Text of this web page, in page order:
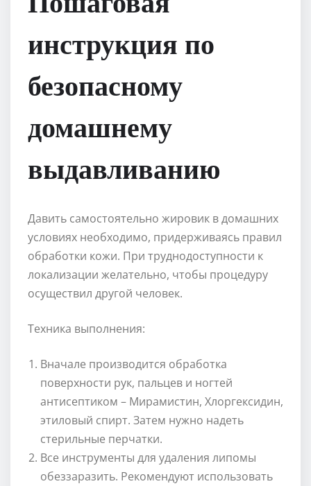
инструкция по
безопасному
домашнему
выдавливанию
Давить самостоятельно жировик в домашних
условиях необходимо, придерживаясь правил
обработки кожи. При труднодоступности к
локализации желательно, чтобы процедуру
осуществил другой человек.
Техника выполнения:
Вначале производится обработка
поверхности рук, пальцев и ногтей
антисептиком – Мирамистин, Хлоргексидин,
этиловый спирт. Затем нужно надеть
стерильные перчатки.
Все инструменты для удаления липомы
обеззаразить. Рекомендуют использовать